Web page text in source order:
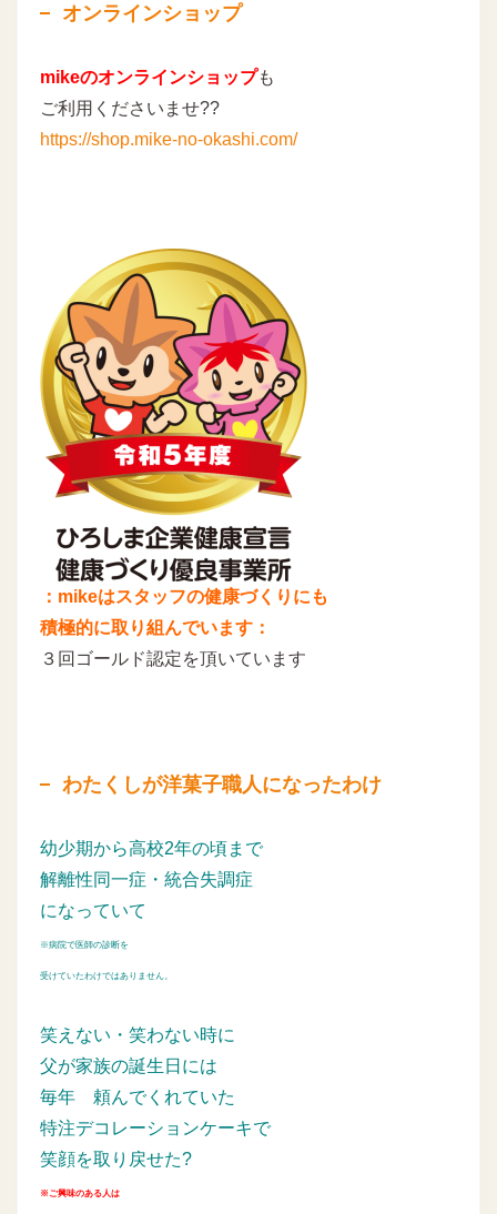
オンラインショップ
mikeのオンラインショップも
ご利用くださいませ??
https://shop.mike-no-okashi.com/
：mikeはスタッフの健康づくりにも
積極的に取り組んでいます：
３回ゴールド認定を頂いています
わたくしが洋菓子職人になったわけ
幼少期から高校2年の頃まで
解離性同一症・統合失調症
になっていて
※病院で医師の診断を
受けていたわけではありません。
笑えない・笑わない時に
父が家族の誕生日には
毎年 頼んでくれていた
特注デコレーションケーキで
笑顔を取り戻せた?
※ご興味のある人は